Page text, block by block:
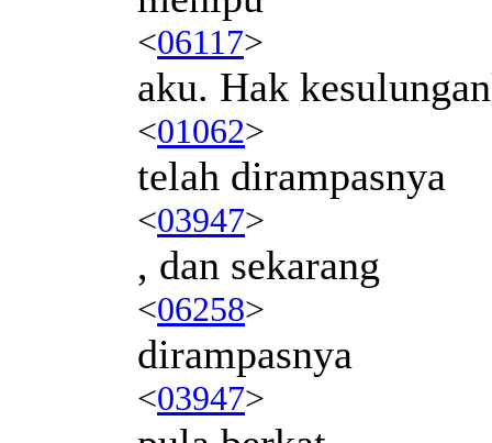
<06117>
aku. Hak
<01062>
telah dirampasnya
<03947>
, dan sekarang
<06258>
dirampasnya
<03947>